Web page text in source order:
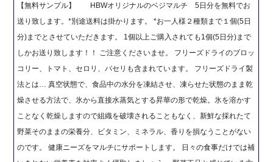
【無料サンプル】 HBWオリジナルのベジマルチ 5日分を無料でお
送り致します。*別途送料は掛かります。 *お一人様２種類まで１個(5日
分)までとさせていただきます。 1個以上ご購入されても1個(5日分)まで
しかお送り致します！！ ご注意くださいませ。 フリーズドライのブロッ
コリー、トマト、セロリ、パセリも含まれています。 フリーズドライ製
法とは… 真空状態で、食品中の水分を凍結させ、凍らせた状態のまま乾
燥させる方法で、氷から直接水蒸気とする昇華の形で乾燥。氷を溶かす
ことなく乾燥しますので組織を破壊されることもなく、新鮮な採れたて
野菜そのままの栄養分、ビタミン、ミネラル、香りを損なうことがない
のです。 健康ニーズをマルチにサポートします。 日々の食事だけでは補